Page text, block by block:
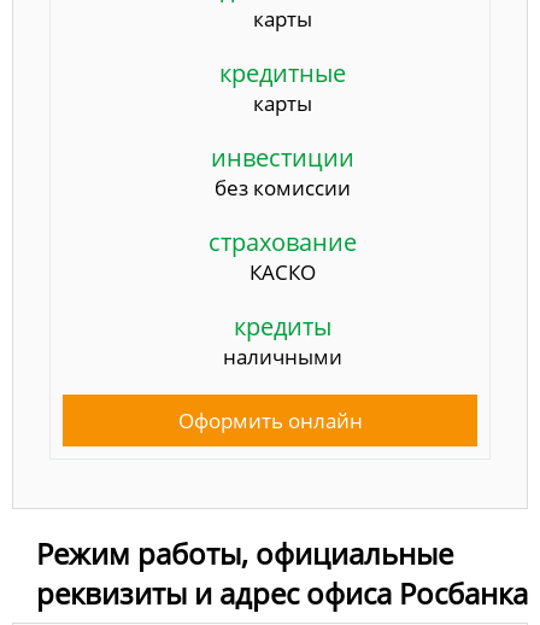
карты
кредитные
карты
инвестиции
без комиссии
страхование
КАСКО
кредиты
наличными
Оформить онлайн
Режим работы, официальные
реквизиты и адрес офиса Росбанка